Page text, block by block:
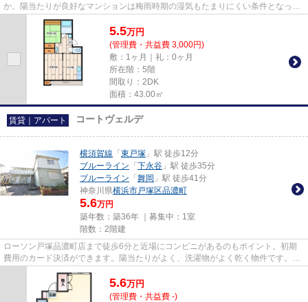
か。陽当たりが良好なマンションは梅雨時期の湿気もたまりにくい条件となって
います。こちらの物件はマンシ...
5.5万円
(管理費・共益費 3,000円)
敷：1ヶ月｜礼：0ヶ月
所在階：5階
間取り：2DK
面積：43.00㎡
賃貸｜アパート コートヴェルデ
横須賀線 「 東戸塚 」駅 徒歩12分
ブルーライン 「 下永谷 」駅 徒歩35分
ブルーライン 「 舞岡 」駅 徒歩41分
神奈川県横浜市戸塚区品濃町
5.6万円
築年数：築36年 ｜募集中： 1室
階数：2階建
ローソン戸塚品濃町店まで徒歩6分と近場にコンビニがあるのもポイント。初期
費用のカード決済ができます。陽当たりがよく、洗濯物がよく乾く物件です。駅
5.6万円
(管理費・共益費 -)